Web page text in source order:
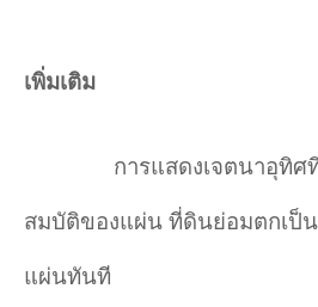
เพิ่มเติม
การแสดงเจตนาอุทิ
สมบัติของแผ่น ที่ดินย่อมตกเป็
แผ่นทันที